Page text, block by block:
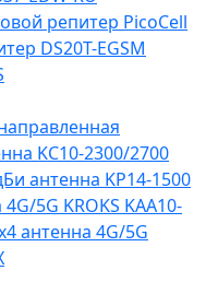
репитер PicoCell
DS20T-EGSM
KC10-2300/2700
антенна KP14-1500
5G KROKS KAA10-
антенна 4G/5G